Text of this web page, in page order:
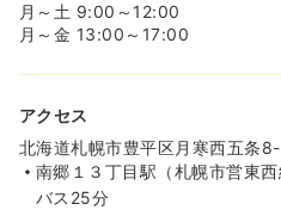
月～土 9:00～12:00
月～金 13:00～17:00
アクセス
北海道札幌市豊平区月寒西五条
南郷１３丁目駅（札幌市営東西
バス25分